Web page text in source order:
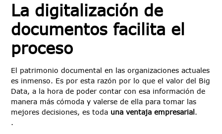
La digitalización de
documentos facilita el
proceso
El patrimonio documental en las organizaciones actuales
es inmenso. Es por esta razón por lo que el valor del Big
Data, a la hora de poder contar con esa información de
manera más cómoda y valerse de ella para tomar las
mejores decisiones, es toda una ventaja empresarial.
.